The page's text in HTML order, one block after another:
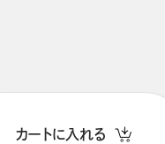
カートに入れる